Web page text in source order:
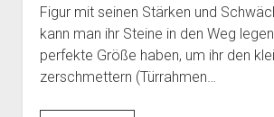
Figur mit seinen Stärken und
kann man ihr Steine in den Weg
perfekte Größe haben, um ihr den
zerschmettern (Türrahmen…